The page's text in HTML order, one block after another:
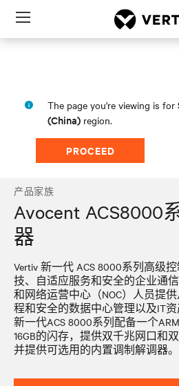
Menu
The page you're viewing is for
(China) region.
PROCEED
产品家族
Avocent ACS8000
器
Vertiv 新一代 ACS 8000系列高级
技、自适应服务和安全的企业通
和网络运营中心（NOC）人员提
程和安全的数据中心管理以及IT资
新一代ACS 8000系列配备一个
16GB的闪存，提供双千兆网口和
并提供可选用的内置调制解调器。